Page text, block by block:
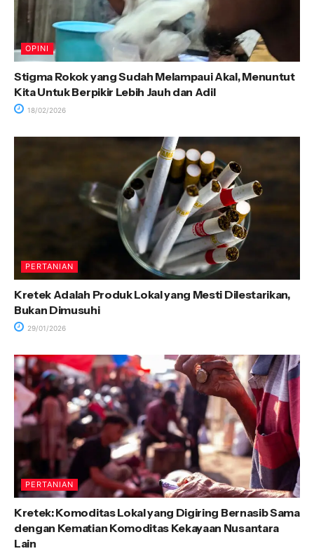
OPINI
Stigma Rokok yang Sudah Melampaui Akal, Menuntut
Kita Untuk Berpikir Lebih Jauh dan Adil
18/02/2026
PERTANIAN
Kretek Adalah Produk Lokal yang Mesti Dilestarikan,
Bukan Dimusuhi
29/01/2026
PERTANIAN
Kretek: Komoditas Lokal yang Digiring Bernasib Sama
dengan Kematian Komoditas Kekayaan Nusantara
Lain